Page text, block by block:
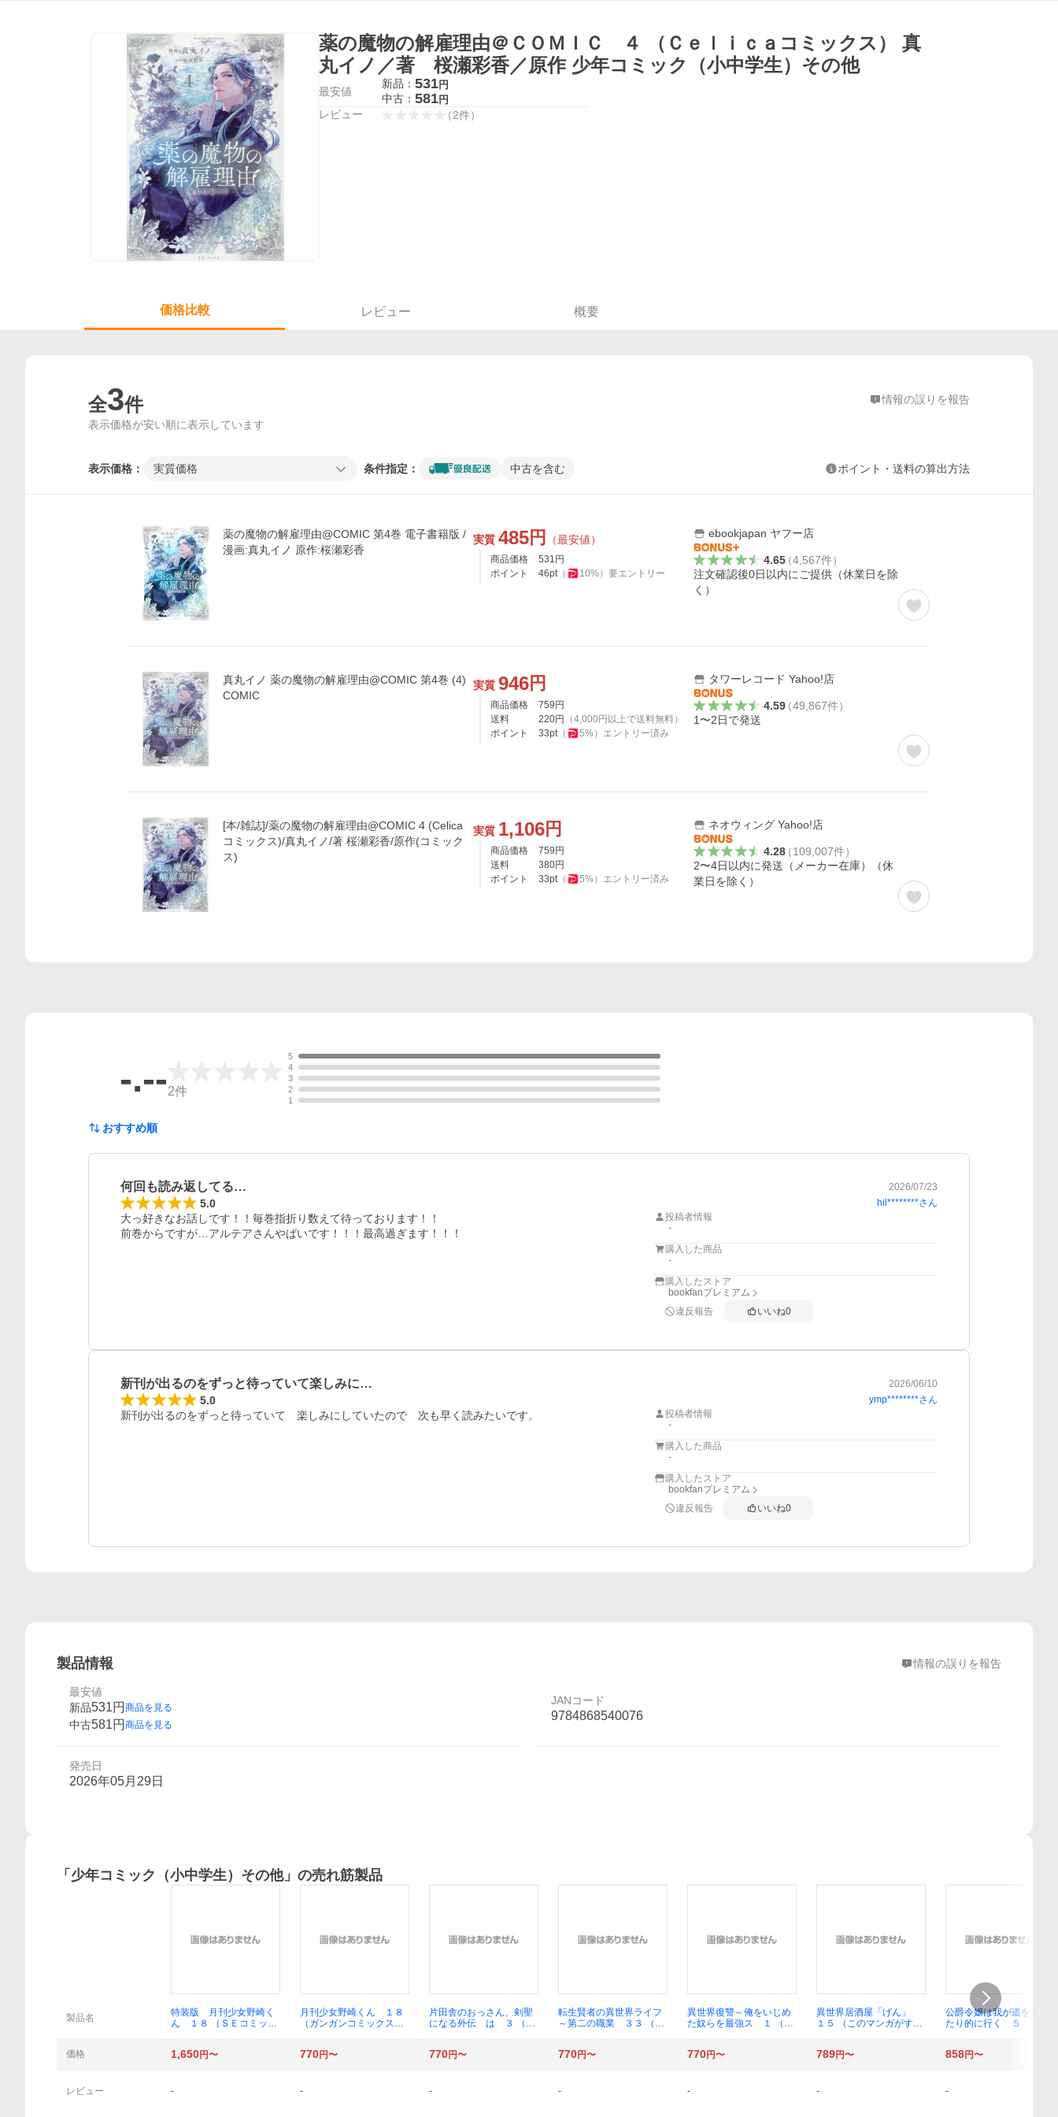
薬の魔物の解雇理由＠ＣＯＭＩＣ ４ （Ｃｅｌｉｃａコミックス） 真
丸イノ／著 桜瀬彩香／原作 少年コミック（小中学生）その他
最安値
新品： 531円
中古： 581円
レビュー （2件）
価格比較 レビュー 概要
全3件 情報の誤りを報告
表示価格が安い順に表示しています
表示価格： 実質価格 条件指定： 中古を含む ポイント・送料の算出方法
薬の魔物の解雇理由@COMIC 第4巻 電子書籍版 /
漫画:真丸イノ 原作:桜瀬彩香
実質 485円 （最安値）
商品価格 531 円
ポイント
46pt（ 10%） 要エントリー
ebookjapan ヤフー店
4.65（4,567件）
注文確認後0日以内にご提供（休業日を除
く）
真丸イノ 薬の魔物の解雇理由@COMIC 第4巻 (4)
COMIC
実質 946円
商品価格 759 円
送料
220円 （4,000 円以上で送料無料）
ポイント
33pt（ 5%） エントリー済み
タワーレコード Yahoo!店
4.59（49,867件）
1〜2日で発送
[本/雑誌]/薬の魔物の解雇理由@COMIC 4 (Celica
コミックス)/真丸イノ/著 桜瀬彩香/原作(コミック
ス)
実質 1,106円
商品価格 759 円
送料
380円
ポイント
33pt（ 5%） エントリー済み
ネオウィング Yahoo!店
4.28（109,007件）
2〜4日以内に発送（メーカー在庫）（休
業日を除く）
-.--2件
5
4
3
2
1
おすすめ順
何回も読み返してる… 2026/07/23
5.0 hil********さん
大っ好きなお話しです！！毎巻指折り数えて待っております！！
前巻からですが…アルテアさんやばいです！！！最高過ぎます！！！
投稿者情報
-
購入した商品
-
購入したストア
bookfanプレミアム
違反報告
いいね0
新刊が出るのをずっと待っていて楽しみに… 2026/06/10
5.0 ymp********さん
新刊が出るのをずっと待っていて　楽しみにしていたので　次も早く読みたいです。
投稿者情報
-
購入した商品
-
購入したストア
bookfanプレミアム
違反報告
いいね0
製品情報 情報の誤りを報告
最安値
新品531円 商品を見る
中古581円 商品を見る
JANコード
9784868540076
発売日
2026年05月29日
「 少年コミック（小中学生）その他」の売れ筋製品
製品名
特装版 月刊少女野崎く
ん １８ （ＳＥコミック
月刊少女野崎くん １８
（ガンガンコミックスＯ
片田舎のおっさん、剣聖
になる外伝 は ３ （ガ
転生賢者の異世界ライフ
～第二の職業 ３３ （ガ
異世界復讐～俺をいじめ
た奴らを最強ス １ （ガ
異世界居酒屋「げん」
１５ （このマンガがすご
／原作
公爵令嬢は我が道を場当
たり的に行く ５ （ブシ
作 にもし／キャラクタ
価格 1,650円〜 770円〜 770円〜 770円〜 770円〜 789円〜 858円〜
レビュー - - - - - - -